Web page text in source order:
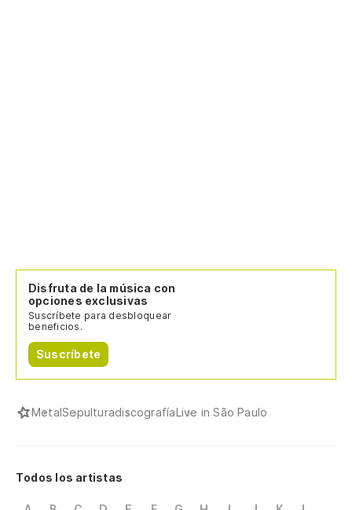
Disfruta de la música con
opciones exclusivas
Suscríbete para desbloquear
beneficios.
Suscríbete
MetalSepulturadiscografíaLive in São Paulo
Todos los artistas